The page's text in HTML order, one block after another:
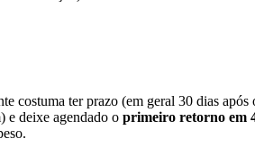
costuma ter prazo (em geral 30 dias
e deixe agendado o primeiro retorno em